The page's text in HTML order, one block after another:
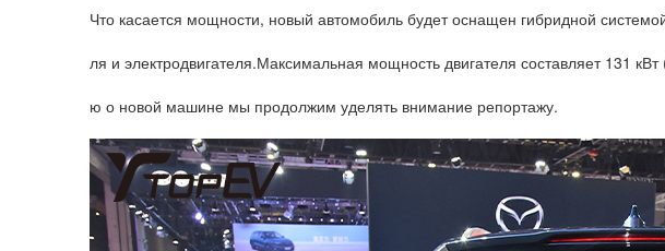
Что касается мощности, новый автомобиль будет оснащен гибридной
ля и электродвигателя.Максимальная мощность двигателя составляет 131
ю о новой машине мы продолжим уделять внимание репортажу.